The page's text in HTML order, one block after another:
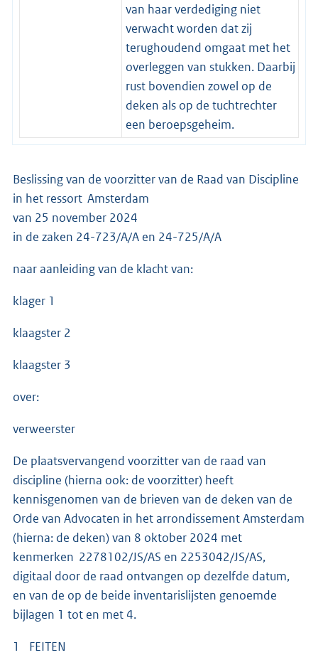
van haar verdediging niet
verwacht worden dat zij
terughoudend omgaat met het
overleggen van stukken. Daarbij
rust bovendien zowel op de
deken als op de tuchtrechter
een beroepsgeheim.
Beslissing van de voorzitter van de Raad van Discipline
in het ressort Amsterdam
van 25 november 2024
in de zaken 24-723/A/A en 24-725/A/A
naar aanleiding van de klacht van:
klager 1
klaagster 2
klaagster 3
over:
verweerster
De plaatsvervangend voorzitter van de raad van
discipline (hierna ook: de voorzitter) heeft
kennisgenomen van de brieven van de deken van de
Orde van Advocaten in het arrondissement Amsterdam
(hierna: de deken) van 8 oktober 2024 met
kenmerken 2278102/JS/AS en 2253042/JS/AS,
digitaal door de raad ontvangen op dezelfde datum,
en van de op de beide inventarislijsten genoemde
bijlagen 1 tot en met 4.
1 FEITEN